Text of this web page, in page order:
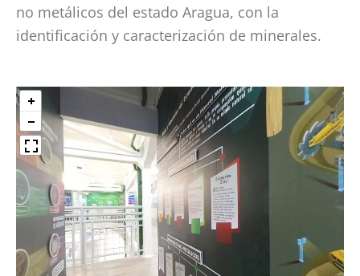
no metálicos del estado Aragua, con la
identificación y caracterización de minerales.